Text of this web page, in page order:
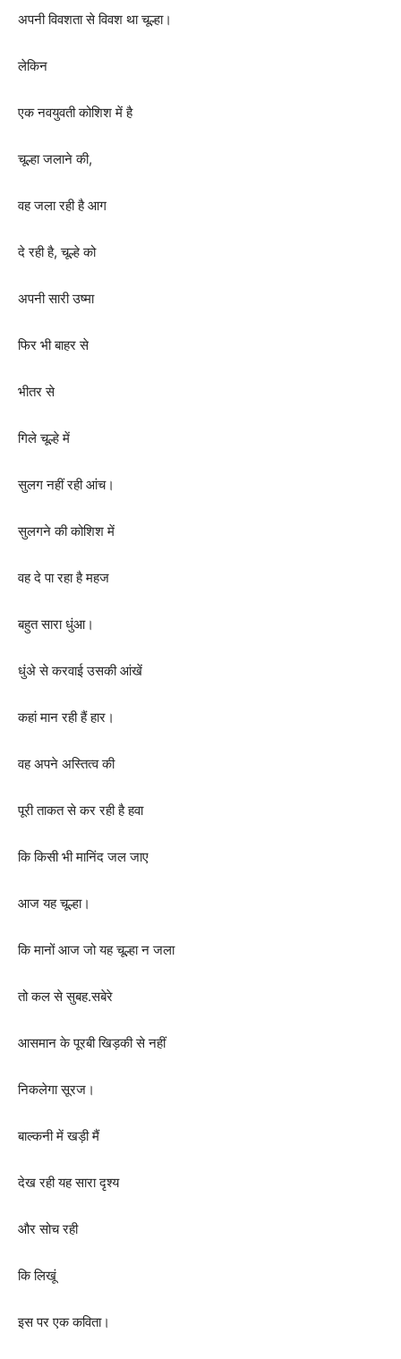
अपनी विवशता से विवश था चूल्हा।
लेकिन
एक नवयुवती कोशिश में है
चूल्हा जलाने की,
वह जला रही है आग
दे रही है,चूल्हे को
अपनी सारी उष्मा
फिर भी बाहर से
भीतर से
गिले चूल्हे में
सुलग नहीं रही आंच।
सुलगने की कोशिश में
वह दे पा रहा है महज
बहुत सारा धुंआ।
धुंअे से करवाई उसकी आंखें
कहां मान रही हैं हार।
वह अपने अस्तित्व की
पूरी ताकत से कर रही है हवा
कि किसी भी मानिंद जल जाए
आज यह चूल्हा।
कि मानों आज जो यह चूल्हा न जला
तो कल से सुबह.सबेरे
आसमान के पूरबी खिड़की से नहीं
निकलेगा सूरज।
बाल्कनी में खड़ी मैं
देख रही यह सारा दृश्य
और सोच रही
कि लिखूं
इस पर एक कविता।